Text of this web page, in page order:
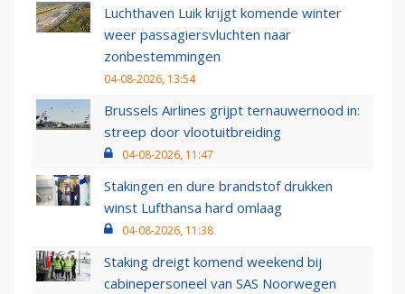
Luchthaven Luik krijgt komende winter
weer passagiersvluchten naar
zonbestemmingen
04-08-2026, 13:54
Brussels Airlines grijpt ternauwernood in:
streep door vlootuitbreiding
04-08-2026, 11:47
Stakingen en dure brandstof drukken
winst Lufthansa hard omlaag
04-08-2026, 11:38
Staking dreigt komend weekend bij
cabinepersoneel van SAS Noorwegen